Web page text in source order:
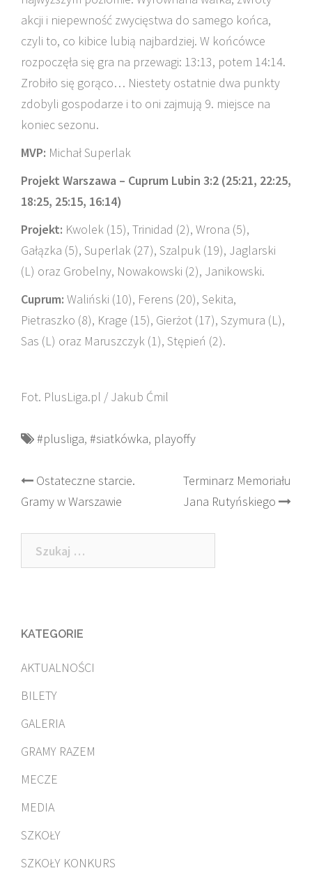
akcji i niepewność zwycięstwa do samego końca,
czyli to, co kibice lubią najbardziej. W końcówce
rozpoczęła się gra na przewagi: 13:13, potem 14:14.
Zrobiło się gorąco… Niestety ostatnie dwa punkty
zdobyli gospodarze i to oni zajmują 9. miejsce na
koniec sezonu.
MVP: Michał Superlak
Projekt Warszawa – Cuprum Lubin 3:2 (25:21, 22:25,
18:25, 25:15, 16:14)
Projekt: Kwolek (15), Trinidad (2), Wrona (5),
Gałązka (5), Superlak (27), Szalpuk (19), Jaglarski
(L) oraz Grobelny, Nowakowski (2), Janikowski.
Cuprum: Waliński (10), Ferens (20), Sekita,
Pietraszko (8), Krage (15), Gierżot (17), Szymura (L),
Sas (L) oraz Maruszczyk (1), Stępień (2).
Fot. PlusLiga.pl / Jakub Ćmil
#plusliga, #siatkówka, playoffy
Post
navigation
Ostateczne starcie.
Gramy w Warszawie
Terminarz Memoriału
Jana Rutyńskiego
Szukaj:
KATEGORIE
AKTUALNOŚCI
BILETY
GALERIA
GRAMY RAZEM
MECZE
MEDIA
SZKOŁY
SZKOŁY KONKURS